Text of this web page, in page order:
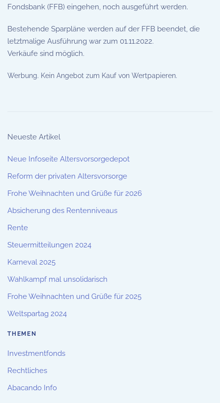
Fondsbank (FFB) eingehen, noch ausgeführt werden.
Bestehende Sparpläne werden auf der FFB beendet, die
letztmalige Ausführung war zum 01.11.2022.
Verkäufe sind möglich.
Werbung. Kein Angebot zum Kauf von Wertpapieren.
Neueste Artikel
Neue Infoseite Altersvorsorgedepot
Reform der privaten Altersvorsorge
Frohe Weihnachten und Grüße für 2026
Absicherung des Rentenniveaus
Rente
Steuermitteilungen 2024
Karneval 2025
Wahlkampf mal unsolidarisch
Frohe Weihnachten und Grüße für 2025
Weltspartag 2024
THEMEN
Investmentfonds
Rechtliches
Abacando Info